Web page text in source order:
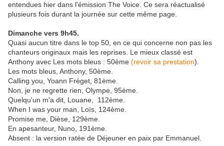
entendues hier dans l'émission The Voice. Ce sera réactualisé
plusieurs fois durant la journée sur cette même page.
Dimanche vers 9h45.
Quasi aucun titre dans le top 50, en ce qui concerne non pas les
chanteurs originaux mais les reprises. Le mieux classé est
Anthony avec Les mots bleus : 50ème (revoir sa prestation).
Les mots bleus, Anthony, 50ème.
Calling you, Yoann Fréget, 81ème.
Non, je ne regrette rien, Olympe, 95ème.
Quelqu'un m'a dit, Louane, 112ème.
When I was your man, Loïs, 124ème.
Promise me, Dièse, 129ème.
En apesanteur, Nuno, 191ème.
Absent : la version ratée de Déjeuner en paix par Emmanuel.